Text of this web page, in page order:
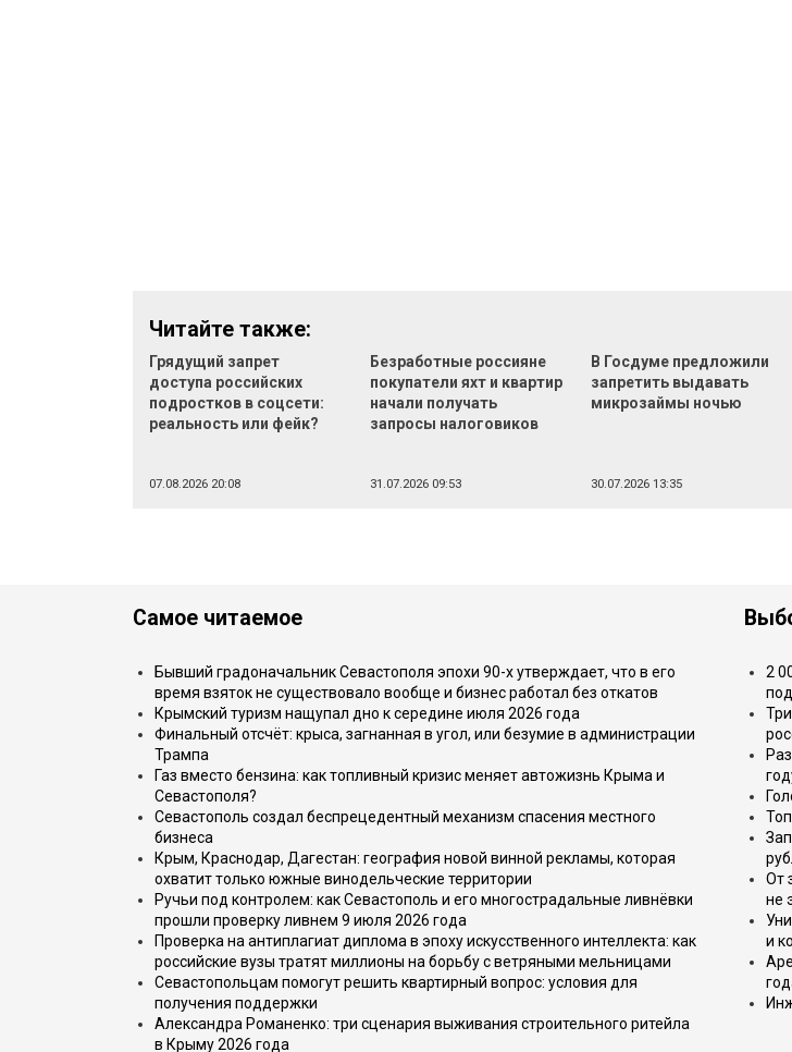
Читайте также:
Грядущий запрет
доступа российских
подростков в соцсети:
реальность или фейк?
07.08.2026 20:08
Безработные россияне
покупатели яхт и квартир
начали получать
запросы налоговиков
31.07.2026 09:53
В Госдуме предложили
запретить выдавать
микрозаймы ночью
30.07.2026 13:35
Самое читаемое
Бывший градоначальник Севастополя эпохи 90-х утверждает, что в его
время взяток не существовало вообще и бизнес работал без откатов
Крымский туризм нащупал дно к середине июля 2026 года
Финальный отсчёт: крыса, загнанная в угол, или безумие в администрации
Трампа
Газ вместо бензина: как топливный кризис меняет автожизнь Крыма и
Севастополя?
Севастополь создал беспрецедентный механизм спасения местного
бизнеса
Крым, Краснодар, Дагестан: география новой винной рекламы, которая
охватит только южные винодельческие территории
Ручьи под контролем: как Севастополь и его многострадальные ливнёвки
прошли проверку ливнем 9 июля 2026 года
Проверка на антиплагиат диплома в эпоху искусственного интеллекта: как
российские вузы тратят миллионы на борьбу с ветряными мельницами
Севастопольцам помогут решить квартирный вопрос: условия для
получения поддержки
Александра Романенко: три сценария выживания строительного ритейла
в Крыму 2026 года
2
От
не
и